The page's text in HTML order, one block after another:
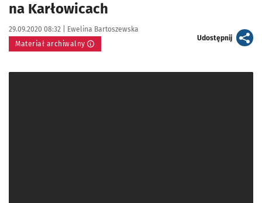
na Karłowicach
Data publikacji:
29.09.2020 08:32 | Autor:
Ewelina Bartoszewska
Materiał archiwalny
Udostępnijartykuł